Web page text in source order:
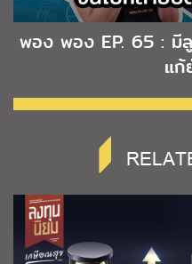
พอง พอง EP. 65 : มี
แก้